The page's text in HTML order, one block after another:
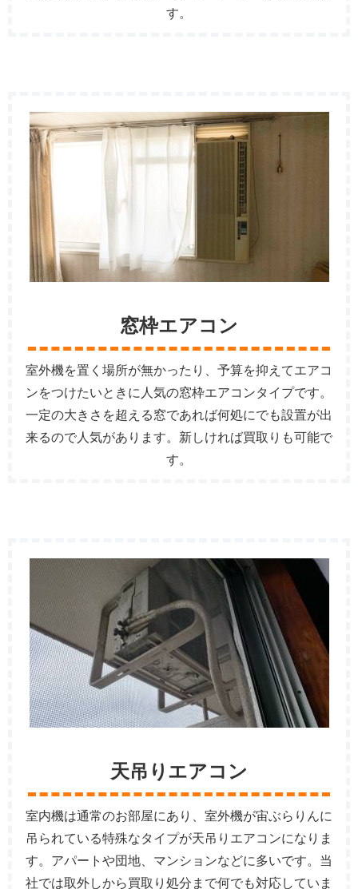
す。
窓枠エアコン
室外機を置く場所が無かったり、予算を抑えてエアコ
ンをつけたいときに人気の窓枠エアコンタイプです。
一定の大きさを超える窓であれば何処にでも設置が出
来るので人気があります。新しければ買取りも可能で
す。
天吊りエアコン
室内機は通常のお部屋にあり、室外機が宙ぶらりんに
吊られている特殊なタイプが天吊りエアコンになりま
す。アパートや団地、マンションなどに多いです。当
社では取外しから買取り処分まで何でも対応していま